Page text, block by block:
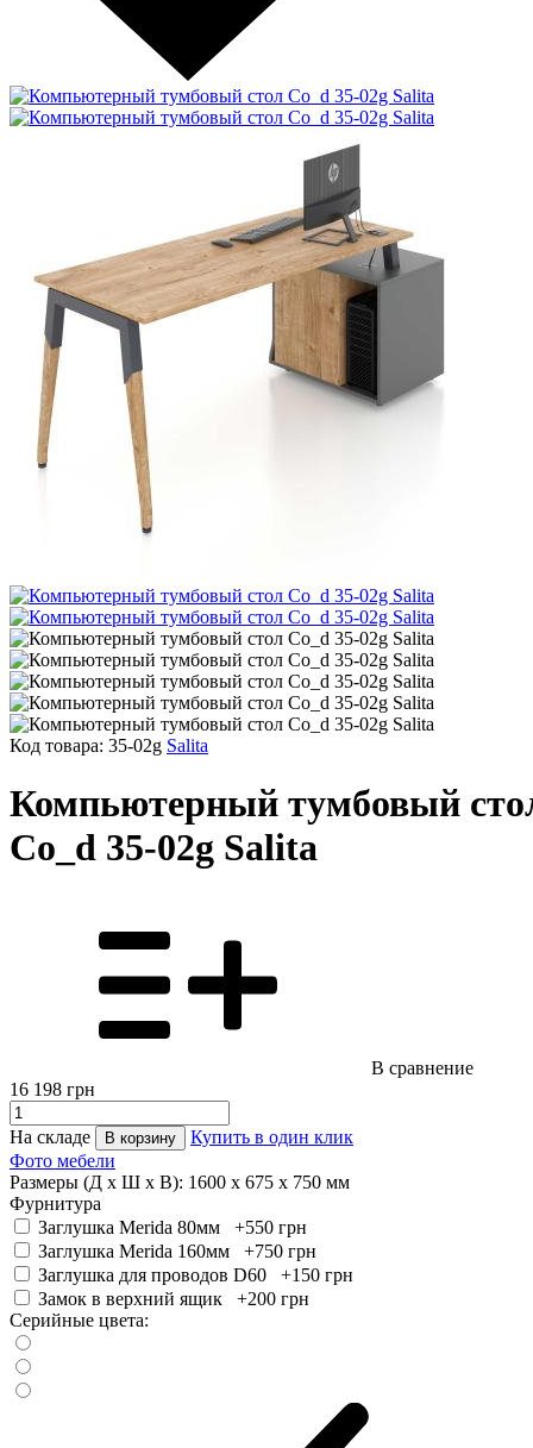
Код товара: 35-02g Salita
Компьютерный тумбовый
Co_d 35-02g Salita
В сравнение
16 198 грн
На складе В корзину
Купить в один клик
Фото мебели
Размеры (Д x Ш x В): 1600 x 675 x 750 мм
Фурнитура
Заглушка Merida 80мм +550 грн
Заглушка Merida 160мм +750 грн
Заглушка для проводов D60 +150 грн
Замок в верхний ящик +200 грн
Серийные цвета: